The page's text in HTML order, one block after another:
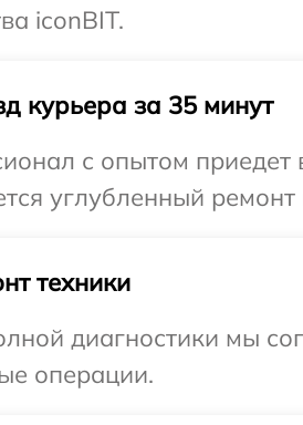
iconBIT.
курьера за 35 минут
с опытом приедет
углубленный
техники
диагностики мы
операции.